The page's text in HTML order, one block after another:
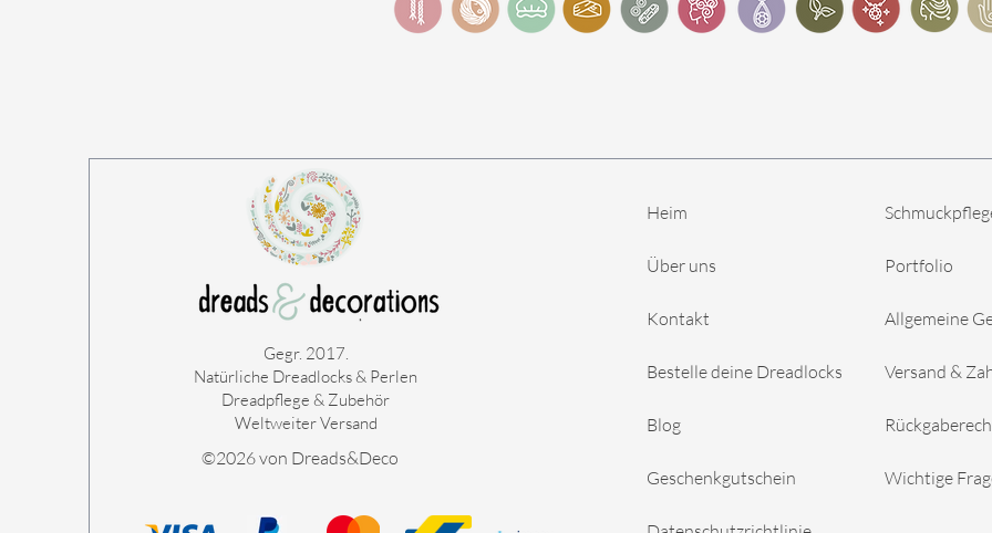
Gegr. 2017.
Natürliche Dreadlocks & Perlen
Dreadpflege & Zubehör
Weltweiter Versand
©2026 von Dreads&Deco
Heim
Über uns
Kontakt
Bestelle deine Dreadlocks
Blog
Geschenkgutschein
Portfolio
Allgemeine
Versand &
Wichtige